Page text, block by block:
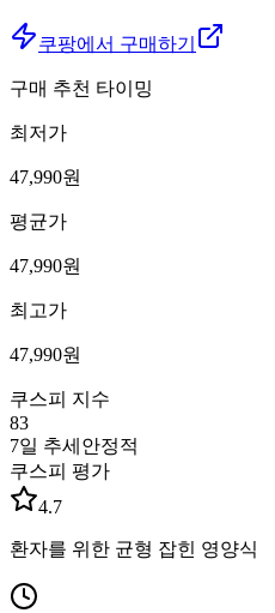
쿠팡에서 구매하기
구매 추천 타이밍
최저가
47,990원
평균가
47,990원
최고가
47,990원
쿠스피 지수
83
7일 추세 안정적
쿠스피 평가
4.7
환자를 위한 균형 잡힌 영양식